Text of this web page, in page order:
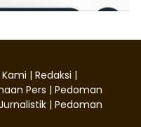
| Redaksi |
Pers | Pedoman
| Pedoman